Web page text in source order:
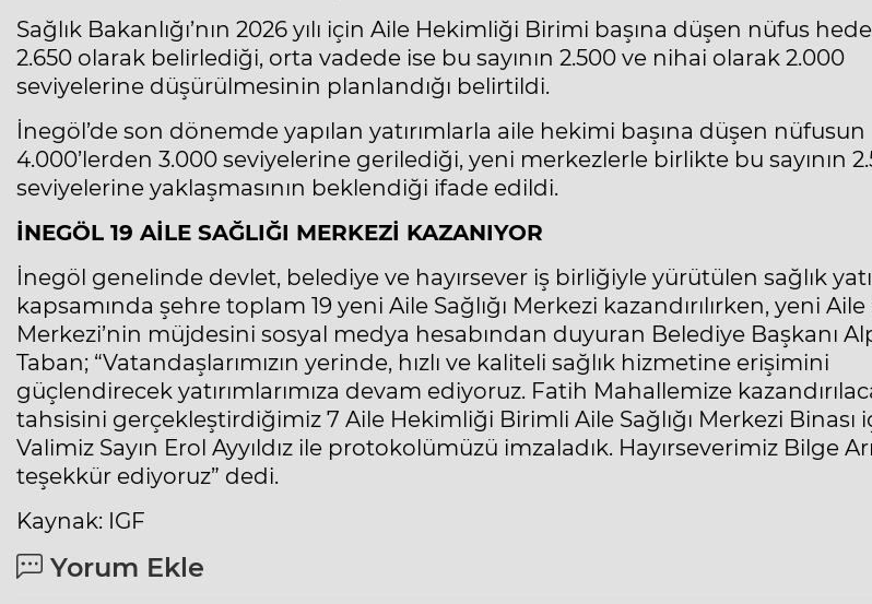
Sağlık Bakanlığı’nın 2026 yılı için Aile Hekimliği Birimi başına düşen nüfus
2.650 olarak belirlediği, orta vadede ise bu sayının 2.500 ve nihai olarak 2.000
seviyelerine düşürülmesinin planlandığı belirtildi.
İnegöl’de son dönemde yapılan yatırımlarla aile hekimi başına düşen nüfusun
4.000’lerden 3.000 seviyelerine gerilediği, yeni merkezlerle birlikte bu sayının
seviyelerine yaklaşmasının beklendiği ifade edildi.
İNEGÖL 19 AİLE SAĞLIĞI MERKEZİ KAZANIYOR
İnegöl genelinde devlet, belediye ve hayırsever iş birliğiyle yürütülen sağlık
kapsamında şehre toplam 19 yeni Aile Sağlığı Merkezi kazandırılırken, yeni Aile
Merkezi’nin müjdesini sosyal medya hesabından duyuran Belediye Başkanı
Taban; “Vatandaşlarımızın yerinde, hızlı ve kaliteli sağlık hizmetine erişimini
güçlendirecek yatırımlarımıza devam ediyoruz. Fatih Mahallemize
tahsisini gerçekleştirdiğimiz 7 Aile Hekimliği Birimli Aile Sağlığı Merkezi Binası
Valimiz Sayın Erol Ayyıldız ile protokolümüzü imzaladık. Hayırseverimiz Bilge
teşekkür ediyoruz” dedi.
Kaynak: IGF
Yorum Ekle